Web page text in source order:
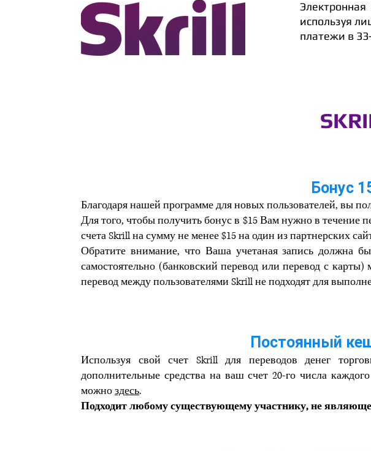
используя
платежи в
Бонус
Благодаря нашей программе для новых пользователей, вы
Для того, чтобы получить бонус в $15 Вам нужно в течение
счета Skrill на сумму не менее $15 на один из партнерских
Обратите внимание, что Ваша учетаная запись должна
самостоятельно (банковский перевод или перевод с
перевод между пользователями Skrill не подходят для
Постоянный
Используя свой счет Skrill для переводов денег
дополнительные средства на ваш счет 20-го числа
можноздесь.
Подходит любому существующему участнику, не